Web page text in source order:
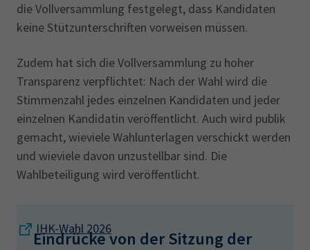
die Vollversammlung festgelegt, dass Kandidaten
keine Stützunterschriften vorweisen müssen.
Zudem hat sich die Vollversammlung zu hoher
Transparenz verpflichtet: Nach der Wahl wird die
Stimmenzahl jedes einzelnen Kandidaten und jeder
einzelnen Kandidatin veröffentlicht. Auch wird publik
gemacht, wieviele Wahlunterlagen verschickt werden
und wieviele davon unzustellbar sind. Die
Wahlbeteiligung wird veröffentlicht.
IHK-Wahl 2026
Eindrücke von der Sitzung der